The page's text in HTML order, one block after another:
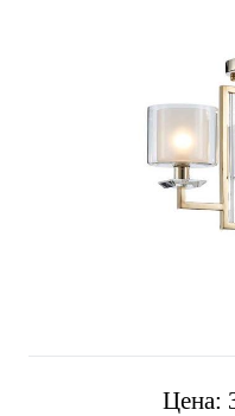
Цена: